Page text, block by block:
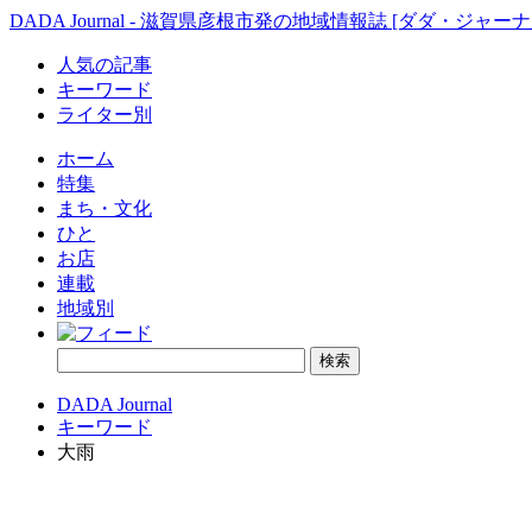
DADA Journal - 滋賀県彦根市発の地域情報誌 [ダダ・ジャー
人気の記事
キーワード
ライター別
ホーム
特集
まち・文化
ひと
お店
連載
地域別
DADA Journal
キーワード
大雨